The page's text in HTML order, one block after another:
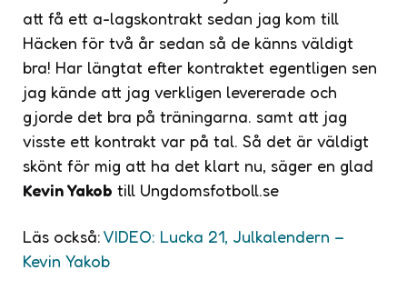
att få ett a-lagskontrakt sedan jag kom till
Häcken för två år sedan så de känns väldigt
bra! Har längtat efter kontraktet egentligen sen
jag kände att jag verkligen levererade och
gjorde det bra på träningarna. samt att jag
visste ett kontrakt var på tal. Så det är väldigt
skönt för mig att ha det klart nu, säger en glad
Kevin Yakob till Ungdomsfotboll.se
Läs också:VIDEO: Lucka 21, Julkalendern –
Kevin Yakob